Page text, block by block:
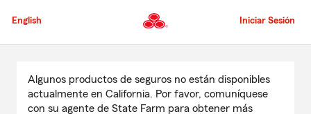
al
principal
English Iniciar Sesión
contenido
principal
Algunos productos de seguros no están disponibles
actualmente en California. Por favor, comuníquese
con su agente de State Farm para obtener más